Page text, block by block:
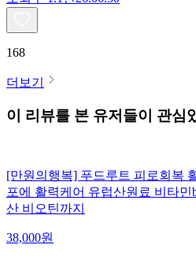
168
더보기
이 리뷰를 본 유저들이 관심
[만원의행복] 푸드루트 피로회복
포에 활력케어 유럽산원료 비타
산 비오틴까지
38,000원